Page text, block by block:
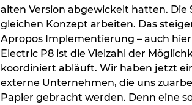
alten Version abgewickelt hatten.
gleichen Konzept arbeiten. Das
Apropos Implementierung – auch
Electric P8 ist die Vielzahl der
koordiniert abläuft. Wir haben jetzt
externe Unternehmen, die uns
Papier gebracht werden. Denn eine